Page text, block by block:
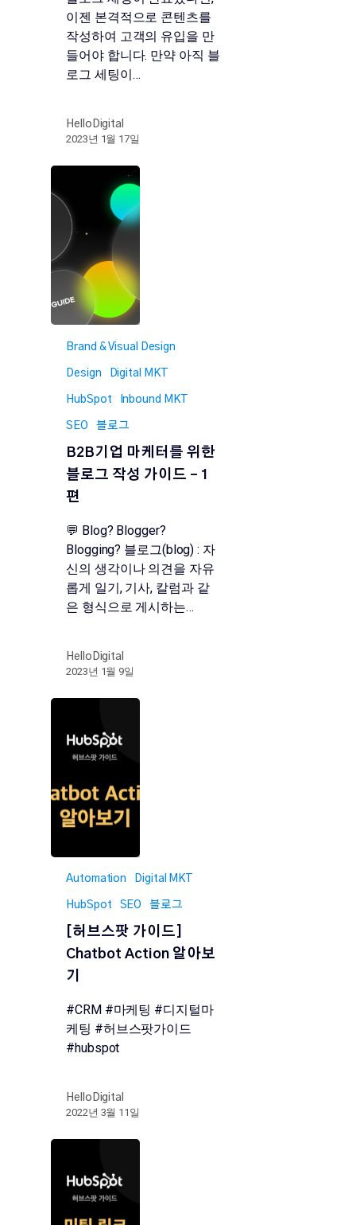
이젠 본격적으로 콘텐츠를
작성하여 고객의 유입을 만
들어야 합니다. 만약 아직 블
로그 세팅이…
HelloDigital
2023년 1월 17일
Brand & Visual Design
Design Digital MKT
HubSpot Inbound MKT
SEO 블로그
B2B기업 마케터를 위한
블로그 작성 가이드 – 1
편
💬 Blog? Blogger?
Blogging? 블로그(blog) : 자
신의 생각이나 의견을 자유
롭게 일기, 기사, 칼럼과 같
은 형식으로 게시하는…
HelloDigital
2023년 1월 9일
Automation Digital MKT
HubSpot SEO 블로그
[허브스팟 가이드]
Chatbot Action 알아보
기
#CRM #마케팅 #디지털마
케팅 #허브스팟가이드
#hubspot
HelloDigital
2022년 3월 11일